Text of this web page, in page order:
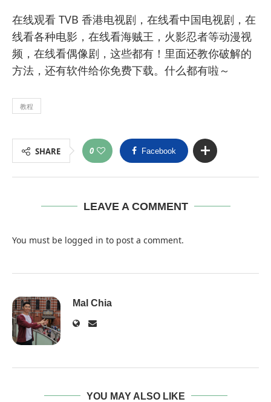
在线观看 TVB 香港电视剧，在线看中国电视剧，在
线看各种电影，在线看海贼王，火影忍者等动漫视
频，在线看偶像剧，这些都有！里面还教你破解的
方法，还有软件给你免费下载。什么都有啦～
教程
SHARE 0 Facebook
LEAVE A COMMENT
You must be logged in to post a comment.
Mal Chia
YOU MAY ALSO LIKE